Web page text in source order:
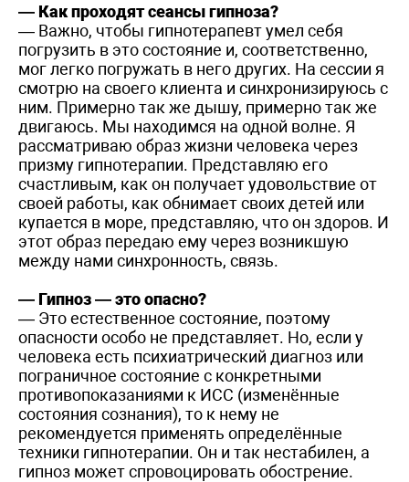
— Как проходят сеансы гипноза?
— Важно, чтобы гипнотерапевт умел себя
погрузить в это состояние и, соответственно,
мог легко погружать в него других. На сессии я
смотрю на своего клиента и синхронизируюсь с
ним. Примерно так же дышу, примерно так же
двигаюсь. Мы находимся на одной волне. Я
рассматриваю образ жизни человека через
призму гипнотерапии. Представляю его
счастливым, как он получает удовольствие от
своей работы, как обнимает своих детей или
купается в море, представляю, что он здоров. И
этот образ передаю ему через возникшую
между нами синхронность, связь.
— Гипноз — это опасно?
— Это естественное состояние, поэтому
опасности особо не представляет. Но, если у
человека есть психиатрический диагноз или
пограничное состояние с конкретными
противопоказаниями к ИСС (изменённые
состояния сознания), то к нему не
рекомендуется применять определённые
техники гипнотерапии. Он и так нестабилен, а
гипноз может спровоцировать обострение.